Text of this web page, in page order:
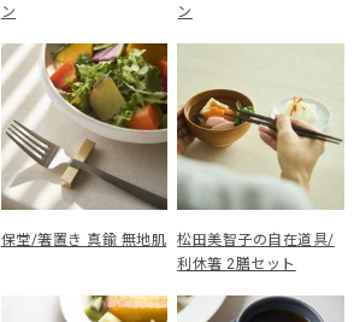
ン
ン
保堂/箸置き 真鍮 無地肌
松田美智子の自在道具/
利休箸 2膳セット